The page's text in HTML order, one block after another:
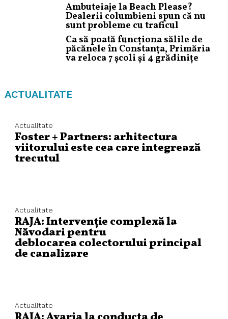
Ambuteiaje la Beach Please?
Dealerii columbieni spun că nu
sunt probleme cu traficul
Ca să poată funcționa sălile de
păcănele în Constanța, Primăria
va reloca 7 școli și 4 grădinițe
ACTUALITATE
Actualitate
Foster + Partners: arhitectura
viitorului este cea care integrează
trecutul
Actualitate
RAJA: Intervenție complexă la
Năvodari pentru
deblocarea colectorului principal
de canalizare
Actualitate